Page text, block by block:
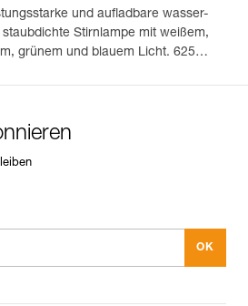
Sie problemlos die Daten
Bestände.
eines Produkts ab dem
und aufladbare wasser-
staubdichte Stirnlampe mit weißem,
grünem und blauem Licht. 625